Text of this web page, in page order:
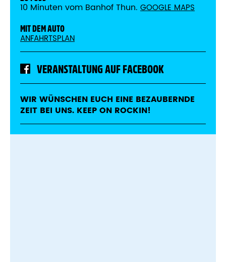
10 Minuten vom Banhof Thun. GOOGLE MAPS
MIT DEM AUTO
ANFAHRTSPLAN
VERANSTALTUNG AUF FACEBOOK
WIR WÜNSCHEN EUCH EINE BEZAUBERNDE
ZEIT BEI UNS. KEEP ON ROCKIN!